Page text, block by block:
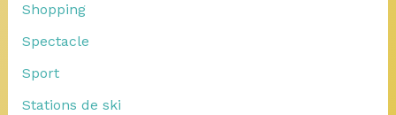
Shopping
Spectacle
Sport
Stations de ski